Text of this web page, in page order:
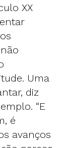
XX
Uma
diz
“E
é
avanços